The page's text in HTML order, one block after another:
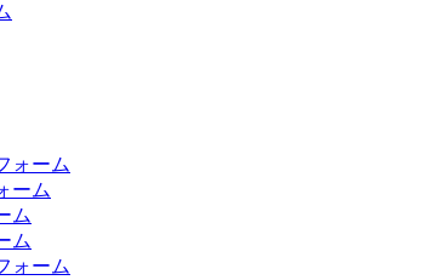
ォーム
ーム
ム
ム
ォーム